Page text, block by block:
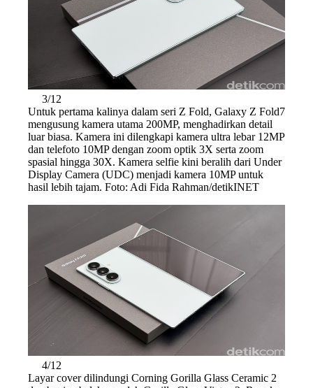
3/12
Untuk pertama kalinya dalam seri Z Fold, Galaxy Z Fold7
mengusung kamera utama 200MP, menghadirkan detail
luar biasa. Kamera ini dilengkapi kamera ultra lebar 12MP
dan telefoto 10MP dengan zoom optik 3X serta zoom
spasial hingga 30X. Kamera selfie kini beralih dari Under
Display Camera (UDC) menjadi kamera 10MP untuk
hasil lebih tajam. Foto: Adi Fida Rahman/detikINET
4/12
Layar cover dilindungi Corning Gorilla Glass Ceramic 2